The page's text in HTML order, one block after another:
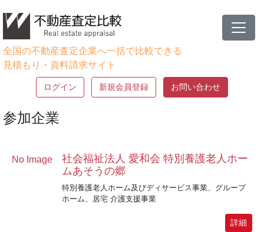
全国の不動産査定企業へ一括で比較できる
見積もり・資料請求サイト
ログイン 新規会員登録 お問い合わせ
参加企業
No Image
社会福祉法人 愛和会 特別養護老人ホー
ムあそうの郷
特別養護老人ホーム及びディサービス事業、グループ
ホーム、居宅 介護支援事業
詳細